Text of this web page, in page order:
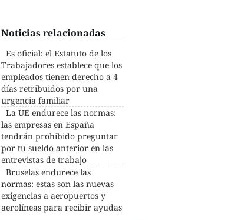
Noticias relacionadas
Es oficial: el Estatuto de los
Trabajadores establece que los
empleados tienen derecho a 4
días retribuidos por una
urgencia familiar
La UE endurece las normas:
las empresas en España
tendrán prohibido preguntar
por tu sueldo anterior en las
entrevistas de trabajo
Bruselas endurece las
normas: estas son las nuevas
exigencias a aeropuertos y
aerolíneas para recibir ayudas